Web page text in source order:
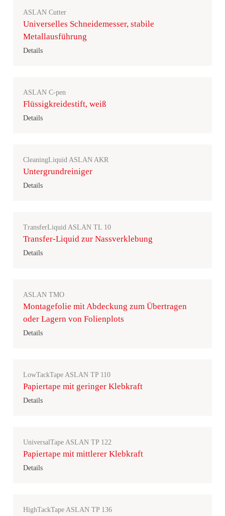
ASLAN Cutter
Universelles Schneidemesser, stabile
Metallausführung
Details
ASLAN C-pen
Flüssigkreidestift, weiß
Details
CleaningLiquid ASLAN AKR
Untergrundreiniger
Details
TransferLiquid ASLAN TL 10
Transfer-Liquid zur Nassverklebung
Details
ASLAN TMO
Montagefolie mit Abdeckung zum Übertragen
oder Lagern von Folienplots
Details
LowTackTape ASLAN TP 110
Papiertape mit geringer Klebkraft
Details
UniversalTape ASLAN TP 122
Papiertape mit mittlerer Klebkraft
Details
HighTackTape ASLAN TP 136